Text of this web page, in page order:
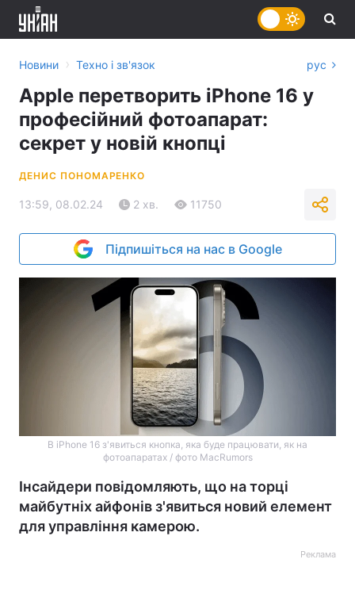
Новини › Техно і зв'язок рус
Apple перетворить iPhone 16 у
професійний фотоапарат:
секрет у новій кнопці
ДЕНИС ПОНОМАРЕНКО
13:59, 08.02.24 2 хв. 11750
Підпишіться на нас в Google
В iPhone 16 з'явиться кнопка, яка буде працювати, як на
фотоапаратах / фото MacRumors
Інсайдери повідомляють, що на торці
майбутніх айфонів з'явиться новий елемент
для управління камерою.
Реклама